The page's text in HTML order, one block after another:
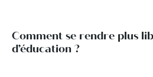
Comment se rendre plus
d’éducation ?